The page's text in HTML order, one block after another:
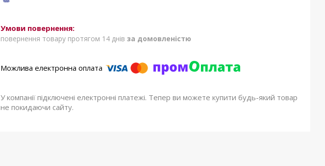
повернення товару протягом 14 днів за домовленістю
У компанії підключені електронні платежі. Тепер ви можете купити будь-який товар
не покидаючи сайту.